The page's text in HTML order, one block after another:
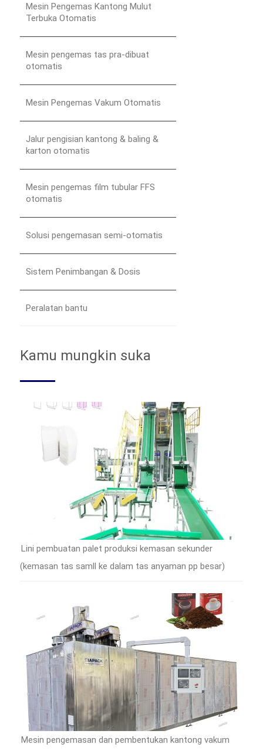
Mesin Pengemas Kantong Mulut
Terbuka Otomatis
Mesin pengemas tas pra-dibuat
otomatis
Mesin Pengemas Vakum Otomatis
Jalur pengisian kantong & baling &
karton otomatis
Mesin pengemas film tubular FFS
otomatis
Solusi pengemasan semi-otomatis
Sistem Penimbangan & Dosis
Peralatan bantu
Kamu mungkin suka
Lini pembuatan palet produksi kemasan sekunder
(kemasan tas samll ke dalam tas anyaman pp besar)
Mesin pengemasan dan pembentukan kantong vakum